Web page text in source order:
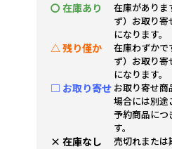
〇 在庫あり
在庫がありま
ず）お取り
になります。
△ 残り僅か
在庫わずかで
ず）お取り
になります。
□ お取り寄せ お取り寄せ商
場合には別途
予約商品につ
す。
× 在庫なし 売切れまたは